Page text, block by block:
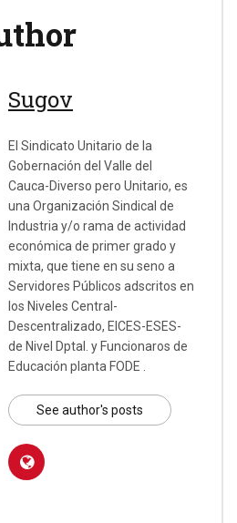
Sugov
El Sindicato Unitario de la
Gobernación del Valle del
Cauca-Diverso pero Unitario, es
una Organización Sindical de
Industria y/o rama de actividad
económica de primer grado y
mixta, que tiene en su seno a
Servidores Públicos adscritos en
los Niveles Central-
Descentralizado, EICES-ESES-
de Nivel Dptal. y Funcionaros de
Educación planta FODE .
See author's posts